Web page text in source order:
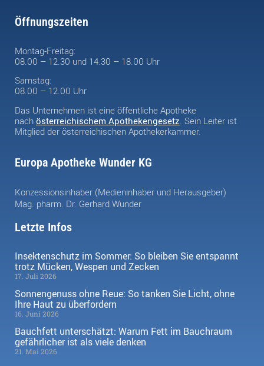
Öffnungszeiten
Montag-Freitag:
08.00 – 12.30 und 14.30 – 18.00 Uhr
Samstag:
08.00 – 12.00 Uhr
Das Unternehmen ist eine öffentliche Apotheke
nach österreichischem Apothekengesetz . Sein Leiter ist
Mitglied der österreichischen Apothekerkammer.
Europa Apotheke Wunder KG
Konzessionsinhaber (Medieninhaber und Herausgeber)
Mag. pharm. Dr. Gerhard Wunder
Letzte Infos
Insektenschutz im Sommer: So bleiben Sie entspannt
trotz Mücken, Wespen und Zecken
17. Juli 2026
Sonnengenuss ohne Reue: So tanken Sie Licht, ohne
Ihre Haut zu überfordern
16. Juni 2026
Bauchfett unterschätzt: Warum Fett im Bauchraum
gefährlicher ist als viele denken
21. Mai 2026